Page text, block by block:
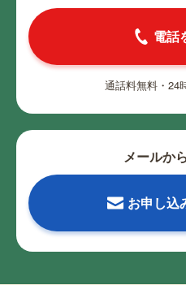
電話
通話料無料・24
メールか
お申し込